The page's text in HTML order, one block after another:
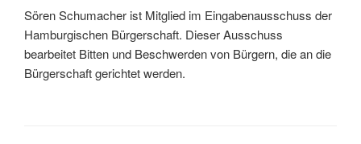
Sören Schumacher ist Mitglied im Eingabenausschuss der
Hamburgischen Bürgerschaft. Dieser Ausschuss
bearbeitet Bitten und Beschwerden von Bürgern, die an die
Bürgerschaft gerichtet werden.